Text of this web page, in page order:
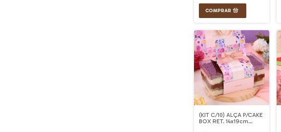
(KIT C/10) ALÇA P/CAKE
BOX RET. 14x19cm